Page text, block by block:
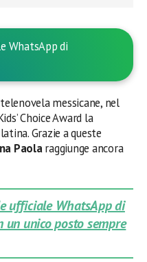
WhatsApp di
messicane, nel
Choice Award la
Grazie a queste
Paolaraggiunge ancora
ufficiale WhatsApp di
unico posto sempre